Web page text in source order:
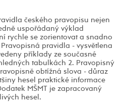
českého pravopisu nejen
uspořádaný výklad
rychle se zorientovat a snadno
pravidla - vysvětlena
příklady ze současné
tabulkách 2. Pravopisný
obtížná slova - důraz
hesel praktické informace
MŠMT je zapracovaný
hesel.